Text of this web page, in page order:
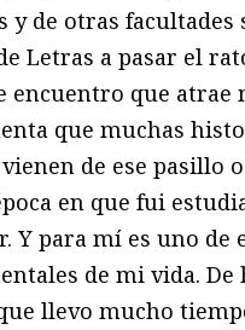
y de otras facultades
Letras a pasar el
encuentro que atrae
que muchas
de ese pasillo
en que fui
Y para mí es uno de
de mi vida. De
llevo mucho